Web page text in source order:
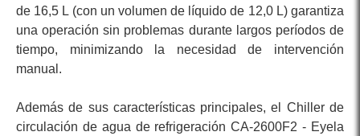
de 16,5 L (con un volumen de líquido de 12,0 L) garantiza
una operación sin problemas durante largos períodos de
tiempo, minimizando la necesidad de intervención
manual.
Además de sus características principales, el Chiller de
circulación de agua de refrigeración CA-2600F2 - Eyela